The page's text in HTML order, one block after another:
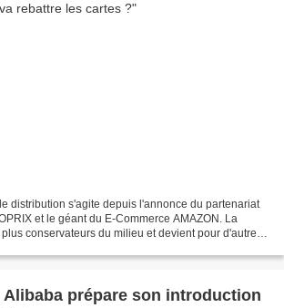
distribution s'agite depuis l'annonce du partenariat
et le géant du E-Commerce AMAZON. La
conservateurs du milieu et devient pour d'autres
Alibaba prépare son introduction